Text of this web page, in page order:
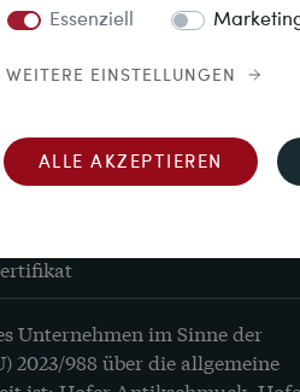
Tragespuren
Unternehmen im Sinne der
2023/988 über die allgemeine
Essenziell
WEITERE EINSTELLUNGEN
ALLE AKZEPTIEREN